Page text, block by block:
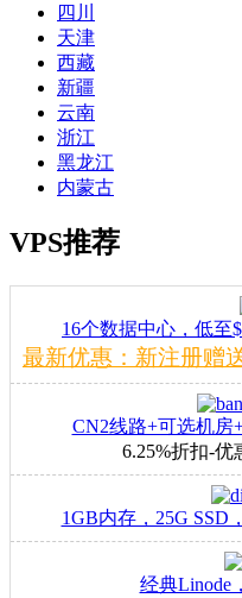
四川
天津
西藏
新疆
云南
浙江
黑龙江
内蒙古
VPS推荐
16个数据中心，低至
最新优惠：新注册赠
CN2线路+可选机
6.25%折扣-优
1GB内存，25G SSD
经典Linode